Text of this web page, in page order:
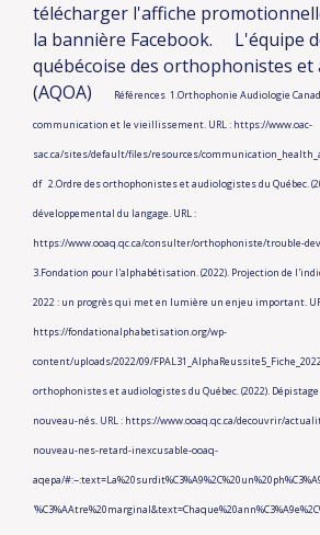
télécharger l'affiche
la bannière Facebook.
L'équipe
québécoise des orthophonistes et
(AQOA)
Références 1.Orthophonie Audiologie
communication et le vieillissement. URL : https://www.oac-
sac.ca/sites/default/files/resources/
df2.Ordre des orthophonistes et audiologistes du Québec.
développemental du langage. URL :
https://www.ooaq.qc.ca/consulter/orthophoniste/trouble-
3.Fondation pour l'alphabétisation. (2022). Projection de
2022 : un progrès qui met en lumière un enjeu important.
https://fondationalphabetisation.org/wp-
content/uploads/2022/09/
orthophonistes et audiologistes du Québec. (2022).
nouveau-nés. URL : https://www.ooaq.qc.ca/decouvrir/
nouveau-nes-retard-inexcusable-ooaq-
aqepa/